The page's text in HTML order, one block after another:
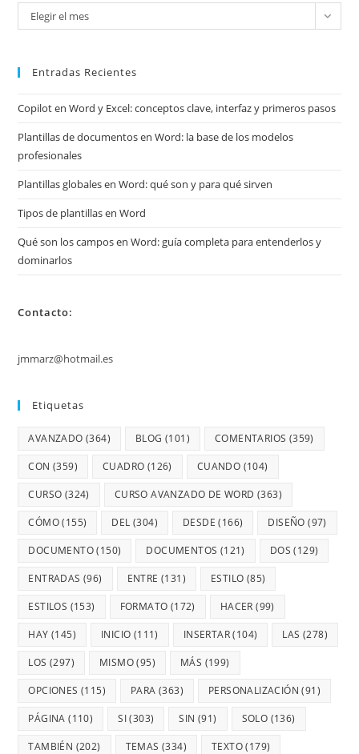
Mira
mis
Elegir el mes
Entradas Recientes
Copilot en Word y Excel: conceptos clave, interfaz y primeros pasos
Plantillas de documentos en Word: la base de los modelos
profesionales
Plantillas globales en Word: qué son y para qué sirven
Tipos de plantillas en Word
Qué son los campos en Word: guía completa para entenderlos y
dominarlos
Contacto:
jmmarz@hotmail.es
Etiquetas
AVANZADO (364) BLOG (101) COMENTARIOS (359)
CON (359) CUADRO (126) CUANDO (104)
CURSO (324) CURSO AVANZADO DE WORD (363)
CÓMO(155) DEL (304) DESDE (166) DISEÑO (97)
DOCUMENTO(150) DOCUMENTOS (121) DOS (129)
ENTRADAS (96) ENTRE (131) ESTILO (85)
ESTILOS (153) FORMATO (172) HACER (99)
HAY (145) INICIO (111) INSERTAR(104) LAS (278)
LOS (297) MISMO(95) MÁS (199)
OPCIONES (115) PARA (363) PERSONALIZACIÓN (91)
PÁGINA (110) SI(303) SIN (91) SOLO (136)
TAMBIÉN (202) TEMAS (334) TEXTO(179)